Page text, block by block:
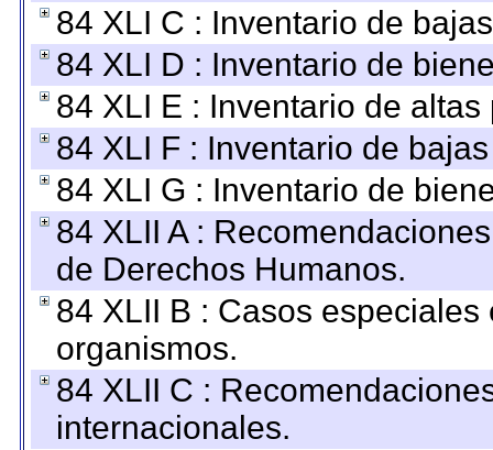
84 XLI C : Inventario de
84 XLI D : Inventario de
84 XLI E : Inventario de
84 XLI F : Inventario de
84 XLI G : Inventario de
84 XLII A :
de Derechos Humanos.
84 XLII B : Casos
organismos.
84 XLII C :
internacionales.